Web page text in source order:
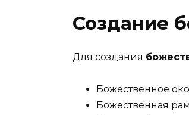
Создание
Для создания
Божественное око
Божественная